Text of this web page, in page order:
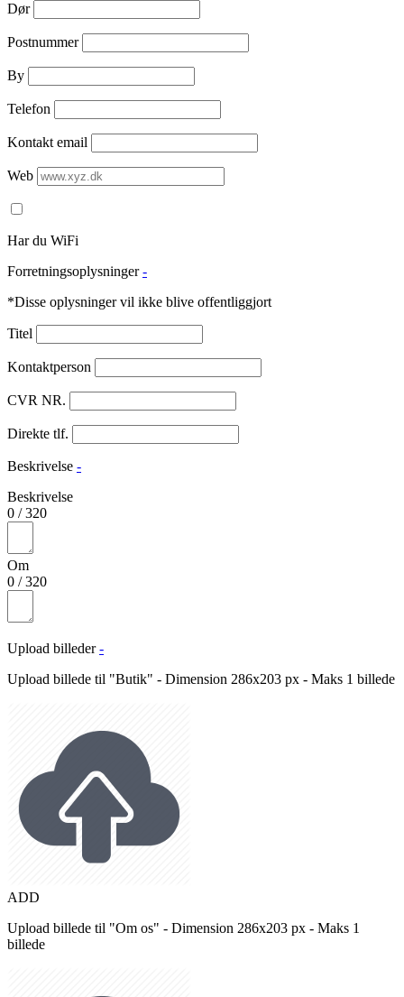
Dør
Postnummer
By
Telefon
Kontakt email
Web
Har du WiFi
Forretningsoplysninger -
*Disse oplysninger vil ikke blive offentliggjort
Titel
Kontaktperson
CVR NR.
Direkte tlf.
Beskrivelse -
Beskrivelse
0 /320
Om
0 /320
Upload billeder -
Upload billede til "Butik" - Dimension 286x203 px - Maks 1 billede
ADD
Upload billede til "Om os" - Dimension 286x203 px - Maks 1
billede